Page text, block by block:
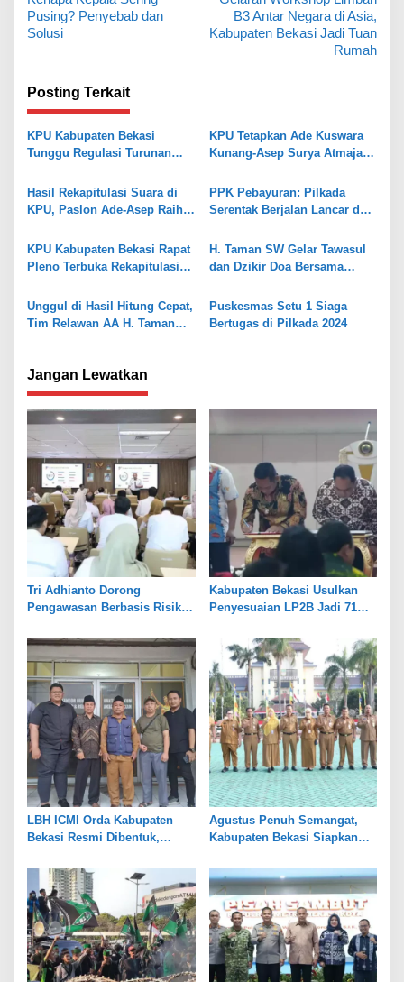
a
v
g
a
s
i
p
o
s
Pusing? Penyebab dan
Solusi
B3 Antar Negara di Asia,
Kabupaten Bekasi Jadi Tuan
Rumah
Posting Terkait
KPU Kabupaten Bekasi
Tunggu Regulasi Turunan
Pemilu
KPU Tetapkan Ade Kuswara
Kunang-Asep Surya Atmaja
Bekasi Terpilih
Hasil Rekapitulasi Suara di
KPU, Paslon Ade-Asep Raih
PPK Pebayuran: Pilkada
Serentak Berjalan Lancar dan
KPU Kabupaten Bekasi Rapat
Pleno Terbuka Rekapitulasi
H. Taman SW Gelar Tawasul
dan Dzikir Doa Bersama
Bupati Bekasi Ade-Asep
Unggul di Hasil Hitung Cepat,
Tim Relawan AA H. Taman
Puskesmas Setu 1 Siaga
Bertugas di Pilkada 2024
Jangan Lewatkan
Tri Adhianto Dorong
Pengawasan Berbasis Risiko,
Kelola
Kabupaten Bekasi Usulkan
Penyesuaian LP2B Jadi 71
Industri dan Pertanian
LBH ICMI Orda Kabupaten
Bekasi Resmi Dibentuk,
Pendampingan Hukum
Agustus Penuh Semangat,
Kabupaten Bekasi Siapkan
Hari Besar